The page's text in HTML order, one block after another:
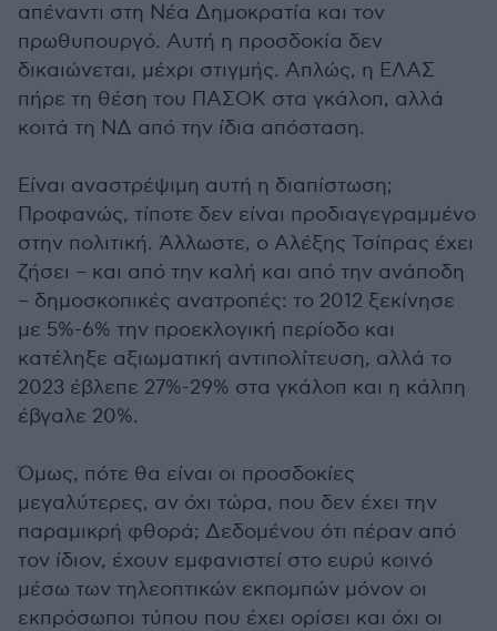
απέναντι στη Νέα Δημοκρατία και τον
πρωθυπουργό. Αυτή η προσδοκία δεν
δικαιώνεται, μέχρι στιγμής. Απλώς, η ΕΛΑΣ
πήρε τη θέση του ΠΑΣΟΚ στα γκάλοπ, αλλά
κοιτά τη ΝΔ από την ίδια απόσταση.
Είναι αναστρέψιμη αυτή η διαπίστωση;
Προφανώς, τίποτε δεν είναι προδιαγεγραμμένο
στην πολιτική. Άλλωστε, ο Αλέξης Τσίπρας έχει
ζήσει – και από την καλή και από την ανάποδη
– δημοσκοπικές ανατροπές: το 2012 ξεκίνησε
με 5%-6% την προεκλογική περίοδο και
κατέληξε αξιωματική αντιπολίτευση, αλλά το
2023 έβλεπε 27%-29% στα γκάλοπ και η κάλπη
έβγαλε 20%.
Όμως, πότε θα είναι οι προσδοκίες
μεγαλύτερες, αν όχι τώρα, που δεν έχει την
παραμικρή φθορά; Δεδομένου ότι πέραν από
τον ίδιον, έχουν εμφανιστεί στο ευρύ κοινό
μέσω των τηλεοπτικών εκπομπών μόνον οι
εκπρόσωποι τύπου που έχει ορίσει και όχι οι